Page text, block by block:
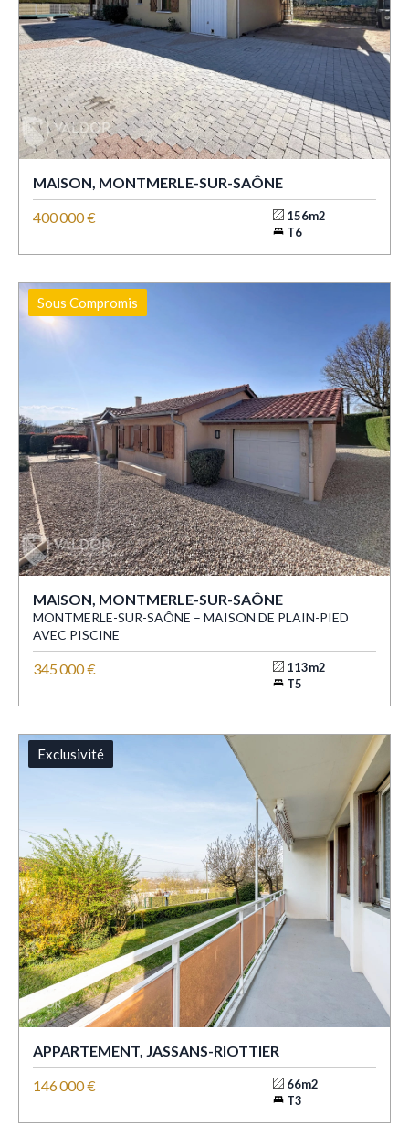
MAISON, MONTMERLE-SUR-SAÔNE
400 000 €
156m2
T6
Sous Compromis
MAISON, MONTMERLE-SUR-SAÔNE
MONTMERLE-SUR-SAÔNE – MAISON DE PLAIN-PIED
AVEC PISCINE
345 000 €
113m2
T5
Exclusivité
APPARTEMENT, JASSANS-RIOTTIER
146 000 €
66m2
T3